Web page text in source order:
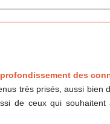
des
très prisés, aussi bien
de ceux qui souhaitent